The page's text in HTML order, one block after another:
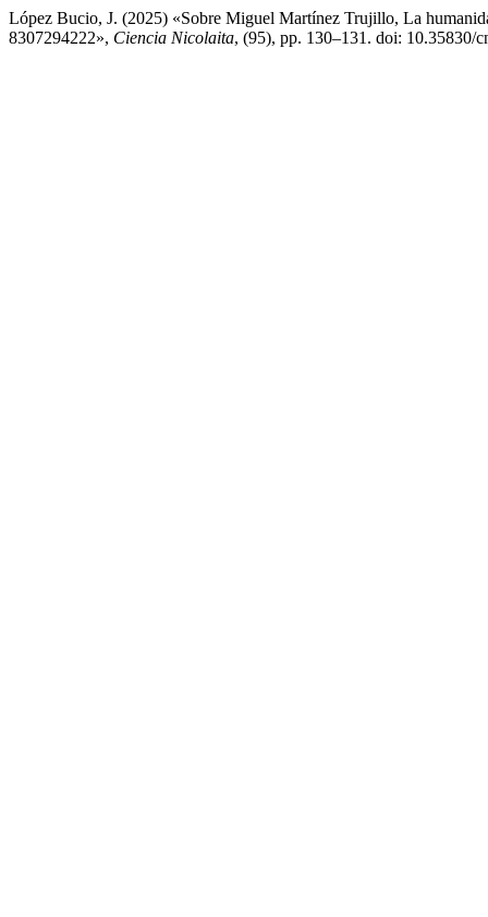
López Bucio, J. (2025) «Sobre Miguel Martínez Trujillo, La
8307294222», Ciencia Nicolaita, (95), pp. 130–131. doi: 10.35830/